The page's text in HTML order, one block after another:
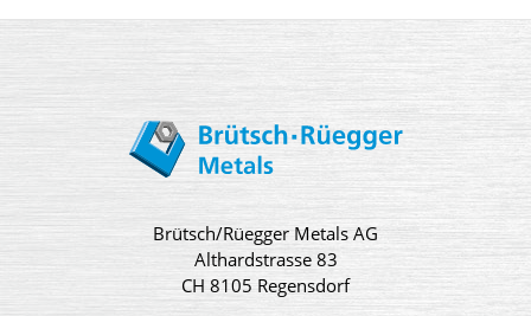
Brütsch/Rüegger Metals AG
Althardstrasse 83
CH 8105 Regensdorf